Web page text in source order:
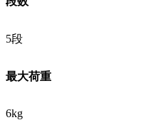
5段
最大荷重
6kg